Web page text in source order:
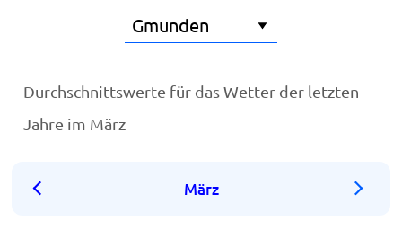
Durchschnittswerte für das Wetter der letzten
Jahre im März
März